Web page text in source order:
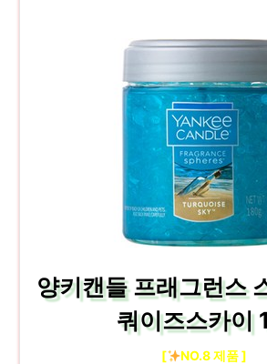
양키캔들 프래그런스
쿼이즈스카이
[ NO.8 제품 ]